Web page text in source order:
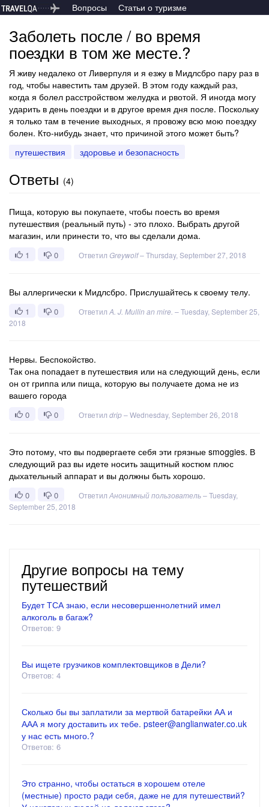
Вопросы Статьи о туризме
Заболеть после / во время
поездки в том же месте.?
Я живу недалеко от Ливерпуля и я езжу в Мидлсбро пару раз в
год, чтобы навестить там друзей. В этом году каждый раз,
когда я болел расстройством желудка и рвотой. Я иногда могу
ударить в день поездки и в другое время дня после. Поскольку
я только там в течение выходных, я провожу всю мою поездку
болен. Кто-нибудь знает, что причиной этого может быть?
путешествия
здоровье и безопасность
Ответы (4)
Пища, которую вы покупаете, чтобы поесть во время
путешествия (реальный путь) - это плохо. Выбрать другой
магазин, или принести то, что вы сделали дома.
1 0 Ответил Greywolf–Thursday, September 27, 2018
Вы аллергически к Мидлсбро. Прислушайтесь к своему телу.
1 0 Ответил A. J. Mullin an mire. –Tuesday, September 25,
2018
Нервы. Беспокойство.
Так она попадает в путешествия или на следующий день, если
он от гриппа или пища, которую вы получаете дома не из
вашего города
0 0 Ответил drip–Wednesday, September 26, 2018
Это потому, что вы подвергаете себя эти грязные smoggies. В
следующий раз вы идете носить защитный костюм плюс
дыхательный аппарат и вы должны быть хорошо.
0 0 Ответил Анонимный пользователь–Tuesday,
September 25, 2018
Другие вопросы на тему
путешествий
Будет ТСА знаю, если несовершеннолетний имел
алкоголь в багаж?
Ответов: 9
Вы ищете грузчиков комплектовщиков в Дели?
Ответов: 4
Сколько бы вы заплатили за мертвой батарейки АА и
ААА я могу доставить их тебе. psteer@anglianwater.co.uk
у нас есть много.?
Ответов: 6
Это странно, чтобы остаться в хорошем отеле
(местные) просто ради себя, даже не для путешествий?